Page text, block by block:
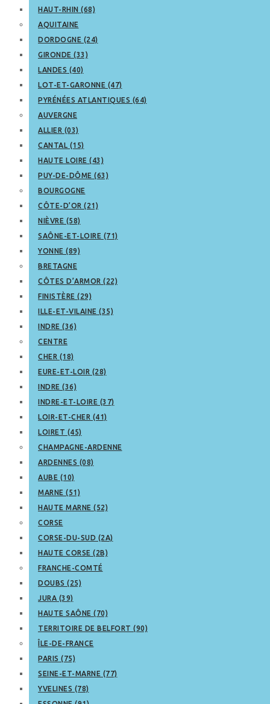
HAUT-RHIN (68)
AQUITAINE
DORDOGNE (24)
GIRONDE (33)
LANDES (40)
LOT-ET-GARONNE (47)
PYRÉNÉES ATLANTIQUES (64)
AUVERGNE
ALLIER (03)
CANTAL (15)
HAUTE LOIRE (43)
PUY-DE-DÔME (63)
BOURGOGNE
CÔTE-D’OR (21)
NIÈVRE (58)
SAÔNE-ET-LOIRE (71)
YONNE (89)
BRETAGNE
CÔTES D’ARMOR (22)
FINISTÈRE (29)
ILLE-ET-VILAINE (35)
INDRE (36)
CENTRE
CHER (18)
EURE-ET-LOIR (28)
INDRE (36)
INDRE-ET-LOIRE (37)
LOIR-ET-CHER (41)
LOIRET (45)
CHAMPAGNE-ARDENNE
ARDENNES (08)
AUBE (10)
MARNE (51)
HAUTE MARNE (52)
CORSE
CORSE-DU-SUD (2A)
HAUTE CORSE (2B)
FRANCHE-COMTÉ
DOUBS (25)
JURA (39)
HAUTE SAÔNE (70)
TERRITOIRE DE BELFORT (90)
ÎLE-DE-FRANCE
PARIS (75)
SEINE-ET-MARNE (77)
YVELINES (78)